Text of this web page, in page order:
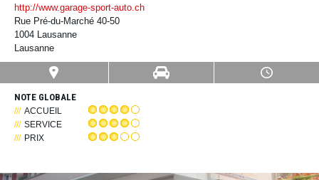
http://www.garage-sport-auto.ch
Rue Pré-du-Marché 40-50
1004 Lausanne
Lausanne
NOTE GLOBALE
ACCUEIL
SERVICE
PRIX